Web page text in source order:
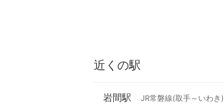
近くの駅
岩間駅 JR常磐線(取手～いわき)